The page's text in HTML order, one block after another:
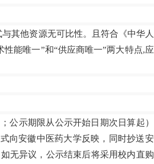
其他资源无可比性。
且符合《中华人
性能唯一”和“供应商唯一”两大特点,应
公示期限从公示开始日期次日算起）
向安徽中医药大学反映，同时抄送安
无异议，公示结束后将采用校内直购